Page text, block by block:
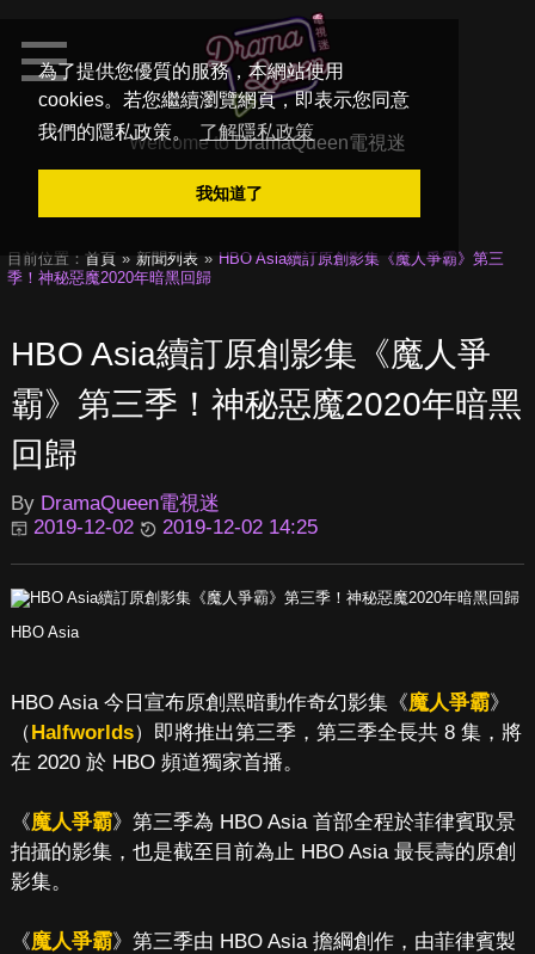
為了提供您優質的服務，本網站使用
cookies。若您繼續瀏覽網頁，即表示您同意
我們的隱私政策。
了解隱私政策
我知道了
Welcome toDramaQueen電視迷
目前位置： 首頁 新聞列表
HBO Asia續訂原創影集《魔人爭霸》第三
季！神秘惡魔2020年暗黑回歸
HBO Asia續訂原創影集《魔人爭
霸》第三季！神秘惡魔2020年暗黑
回歸
By DramaQueen電視迷
2019-12-02
2019-12-02 14:25
HBO Asia
HBO Asia 今日宣布原創黑暗動作奇幻影集《魔人爭霸》
（Halfworlds）即將推出第三季，第三季全長共 8 集，將
在 2020 於 HBO 頻道獨家首播。
《魔人爭霸》第三季為 HBO Asia 首部全程於菲律賓取景
拍攝的影集，也是截至目前為止 HBO Asia 最長壽的原創
影集。
《魔人爭霸》第三季由 HBO Asia 擔綱創作，由菲律賓製